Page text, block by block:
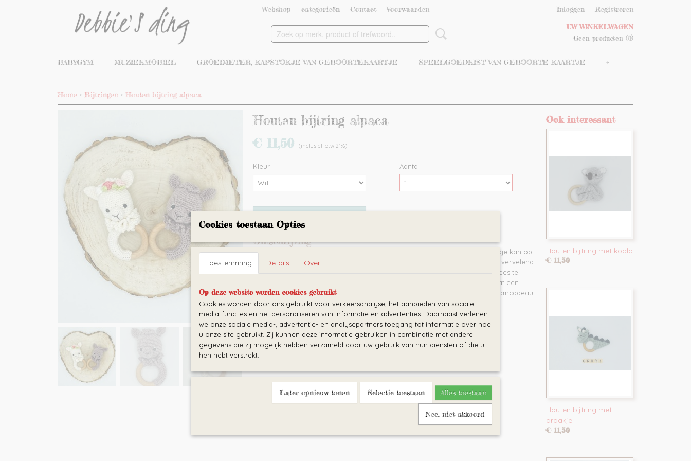
Webshop categorieën Contact Voorwaarden Inloggen Registreren
UW WINKELWAGEN
Geen producten (0)
BABYGYM MUZIEKMOBIEL GROEIMETER, KAPSTOKJE VAN GEBOORTEKAARTJE SPEELGOEDKIST VAN GEBOORTE KAARTJE +
Home > Bijtringen > Houten bijtring alpaca
Houten bijtring alpaca
€ 11,50 (inclusief btw 21%)
Kleur Aantal
Omschrijving
De gehaakte alpaca met bijtring is ideaal als uw kindje tandjes krijgt. Het kindje kan op
de ring bijten bij het doorkomen van tandjes. Doorkomende tandjes zijn erg vervelend
voor kleintjes. Een bijtring kan verlichting bieden door de druk op het tandvlees te
verlichten bij het bijten. De ring is gemaakt van beukenhout. De alpaca bevat een
rammel waardoor het ook een leuk speeltje is. Erg leuk om te geven als kraamcadeau.
De alpaca is gehaakt met Catania katoen en bevat een rammel en heeft
veiligheidsoogjes. Het kan met de hand of op 30 graden worden gewassen.
Er is keuze tussen wit en grijsbruin.
Ook interessant
Houten bijtring met koala
€ 11,50
Houten bijtring met
draakje
€ 11,50
Cookies toestaan Opties
Toestemming Details Over
Op deze website worden cookies gebruikt
Cookies worden door ons gebruikt voor verkeersanalyse, het aanbieden van sociale
media-functies en het personaliseren van informatie en advertenties. Daarnaast verlenen
we onze sociale media-, advertentie- en analysepartners toegang tot informatie over hoe
u onze site gebruikt. Zij kunnen deze informatie gebruiken in combinatie met andere
gegevens die zij mogelijk hebben verzameld door uw gebruik van hun diensten of die u
hen hebt verstrekt.
Later opnieuw tonen Selectie toestaan Alles toestaan
Nee, niet akkoord